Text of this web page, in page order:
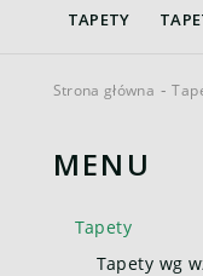
TAPETY
Strona główna
MENU
Tapety
Tapety wg